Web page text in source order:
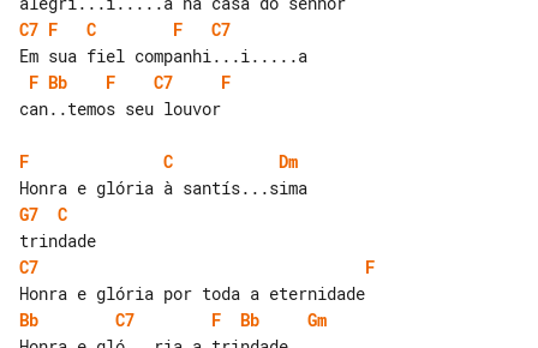
C7 F C F
C7
F Bb F C7
F
can..temos seu louvor
F C
Dm
G7
C
C7
F
Bb
C7 F Bb
Gm